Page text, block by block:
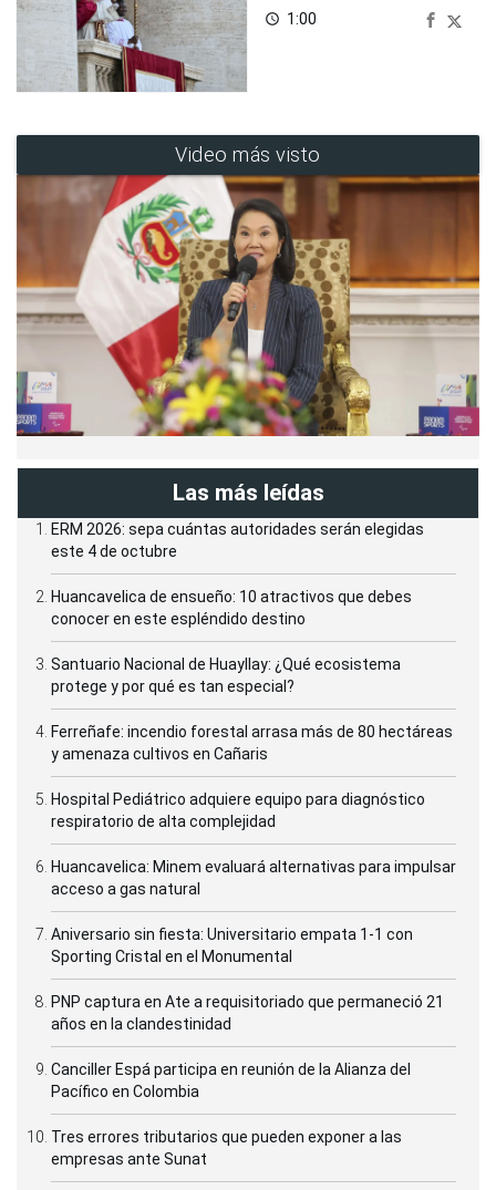
access_time 1:00
Video más visto
Las más leídas
ERM 2026: sepa cuántas autoridades serán elegidas
este 4 de octubre
Huancavelica de ensueño: 10 atractivos que debes
conocer en este espléndido destino
Santuario Nacional de Huayllay: ¿Qué ecosistema
protege y por qué es tan especial?
Ferreñafe: incendio forestal arrasa más de 80 hectáreas
y amenaza cultivos en Cañaris
Hospital Pediátrico adquiere equipo para diagnóstico
respiratorio de alta complejidad
Huancavelica: Minem evaluará alternativas para impulsar
acceso a gas natural
Aniversario sin fiesta: Universitario empata 1-1 con
Sporting Cristal en el Monumental
PNP captura en Ate a requisitoriado que permaneció 21
años en la clandestinidad
Canciller Espá participa en reunión de la Alianza del
Pacífico en Colombia
Tres errores tributarios que pueden exponer a las
empresas ante Sunat